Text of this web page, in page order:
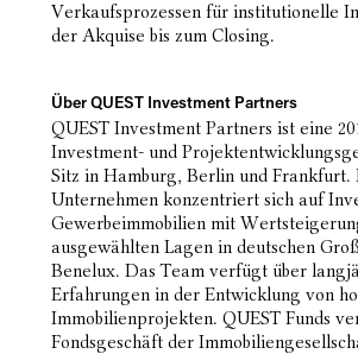
Verkaufsprozessen für institutionelle
der Akquise bis zum Closing.
Über QUEST Investment Partners
QUEST Investment Partners ist eine
Investment- und
Sitz in Hamburg, Berlin und Frankfurt.
Unternehmen konzentriert sich auf
Gewerbeimmobilien mit
ausgewählten Lagen in deutschen
Benelux. Das Team verfügt über
Erfahrungen in der Entwicklung von
Immobilienprojekten. QUEST Funds
Fondsgeschäft der